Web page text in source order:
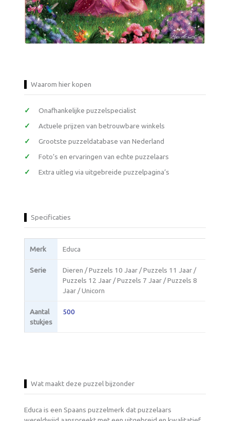
Waarom hier kopen
Onafhankelijke puzzelspecialist
Actuele prijzen van betrouwbare winkels
Grootste puzzeldatabase van Nederland
Foto’s en ervaringen van echte puzzelaars
Extra uitleg via uitgebreide puzzelpagina’s
Specificaties
Merk Educa
Serie
Dieren / Puzzels 10 Jaar / Puzzels 11 Jaar /
Puzzels 12 Jaar / Puzzels 7 Jaar / Puzzels 8
Jaar / Unicorn
Aantal
stukjes
500
Wat maakt deze puzzel bijzonder
Educa is een Spaans puzzelmerk dat puzzelaars